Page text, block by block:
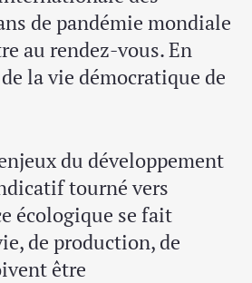
de pandémie mondiale
au rendez-vous. En
la vie démocratique de
du développement
tourné vers
écologique se fait
de production, de
être